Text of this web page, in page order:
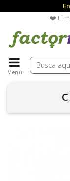
❤️ El
Menú